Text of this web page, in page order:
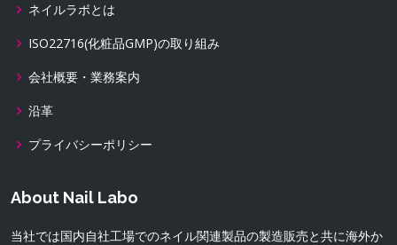
ネイルラボとは
ISO22716(化粧品GMP)の取り組み
会社概要・業務案内
沿革
プライバシーポリシー
About Nail Labo
当社では国内自社工場でのネイル関連製品の製造販売と共に海外か